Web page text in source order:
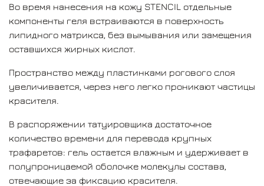
фиксирующие “полярные” молекулы состава начнут
рогового слоя. Оставляя на длительное время
готовый отпечаток на коже, Вы получаете более
устойчивый оттиск!
Экстракт алоэ вера оставит поверхность эластичной
и увлажненной!
При некорректном расположении рисунка, стереть
Во время нанесения на кожу STENCIL отдельные
компоненты геля встраиваются в поверхность
липидного матрикса, без вымывания или замещения
оставшихся жирных кислот.
Пространство между пластинками рогового слоя
увеличивается, через него легко проникают частицы
красителя.
В распоряжении татуировщика достаточное
количество времени для перевода крупных
трафаретов: гель остается влажным и удерживает в
полупроницаемой оболочке молекулы состава,
отвечающие за фиксацию красителя.